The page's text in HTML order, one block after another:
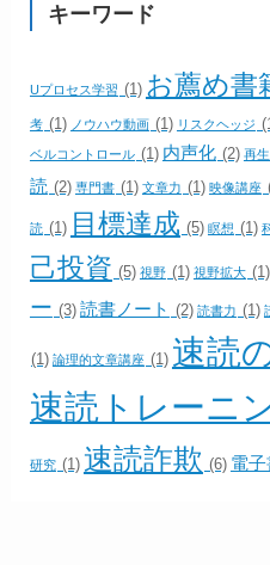
キーワード
Uプロセス学習 (1) お薦め書
考 (1) ノウハウ動画 (1) リスクヘッジ
ベルコントロール (1) 内声化 (2) 再
読 (2) 専門書 (1) 文章力 (1) 映像講座
読 (1) 目標達成 (5) 瞑想 (1)
己投資 (5) 視野 (1) 視野拡大 (1)
ー (3) 読書ノート (2) 読書力 (1)
(1) 論理的文章講座 (1) 速読
速読トレーニ
研究 (1) 速読詐欺 (6) 電